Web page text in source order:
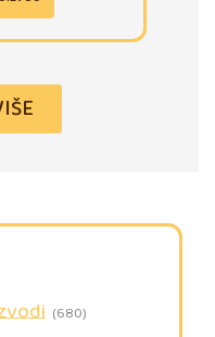
(680)